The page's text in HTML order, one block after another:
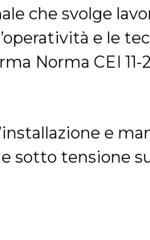
che svolge
e le
Norma CEI 11-
e
sotto tensione